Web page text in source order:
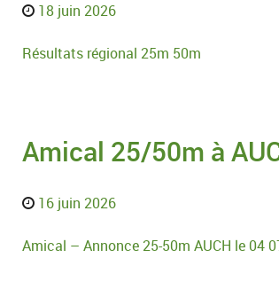
18 juin 2026
Résultats régional 25m 50m
Amical 25/50m à
16 juin 2026
Amical – Annonce 25-50m AUCH le 04